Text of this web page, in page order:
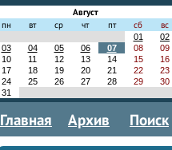
Август
пн
вт ср чт пт сб
вс
01
02
03
04 05 06 07 08
09
10
11 12 13 14 15
16
17
18 19 20 21 22
23
24
25 26 27 28 29
30
31
Главная Архив Поиск